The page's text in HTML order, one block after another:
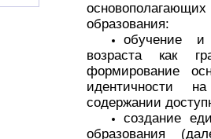
образования:
обучение и
возраста как
формирование
идентичности
содержании
создание
образования